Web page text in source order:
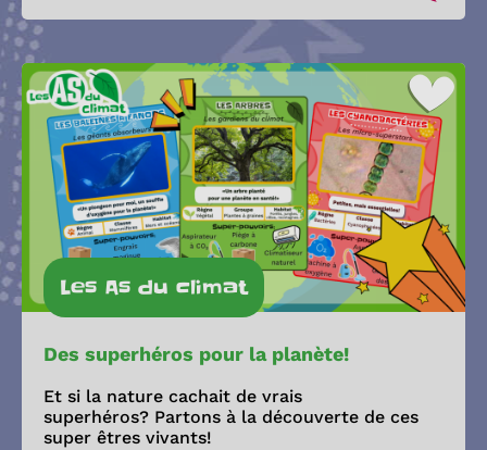
Les As du climat
Des superhéros pour la planète!
Et si la nature cachait de vrais
superhéros? Partons à la découverte de ces
super êtres vivants!